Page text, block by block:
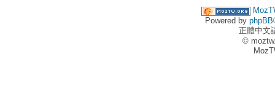
Powered by phpBB
正體中文
©